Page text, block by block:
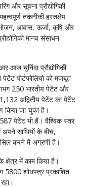
और सूचना प्रौद्योगिकी
तकनीकी हस्तक्षेप
आवास, ऊर्जा, कृषि और
मानव संसाधन
आज चुनिंदा प्रौद्योगिकी
पोर्टफोलियो को मजबूत
250 भारतीय पेटेंट और
अद्वितीय पेटेंट का पेटेंट
किया जा चुका है।
पेटेंट भी हैं। वैश्विक स्तर
अपने साथियों के बीच,
करने में अग्रणी है।
क्षेत्र में काम किया है।
शोधपत्र प्रकाशित